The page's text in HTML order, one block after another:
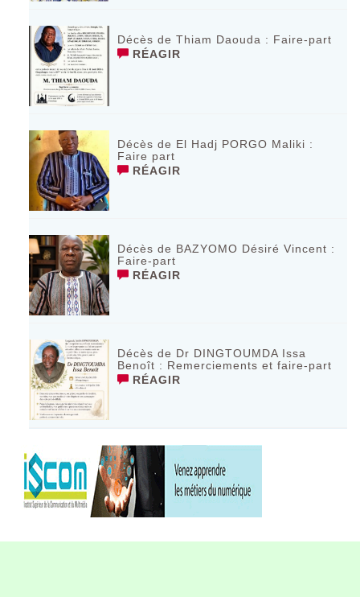
Décès de Thiam Daouda : Faire-part
RÉAGIR
Décès de El Hadj PORGO Maliki :
Faire part
RÉAGIR
Décès de BAZYOMO Désiré Vincent :
Faire-part
RÉAGIR
Décès de Dr DINGTOUMDA Issa
Benoît : Remerciements et faire-part
RÉAGIR